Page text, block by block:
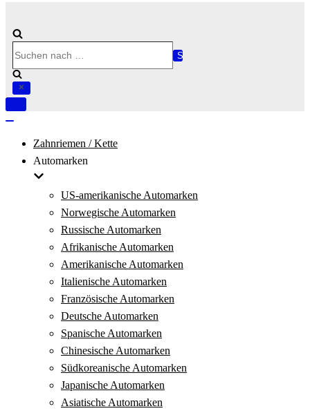
nach …
Navigation
Zahnriemen / Kette
Automarken
US-amerikanische Automarken
Norwegische Automarken
Russische Automarken
Afrikanische Automarken
Amerikanische Automarken
Italienische Automarken
Französische Automarken
Deutsche Automarken
Spanische Automarken
Chinesische Automarken
Südkoreanische Automarken
Japanische Automarken
Asiatische Automarken